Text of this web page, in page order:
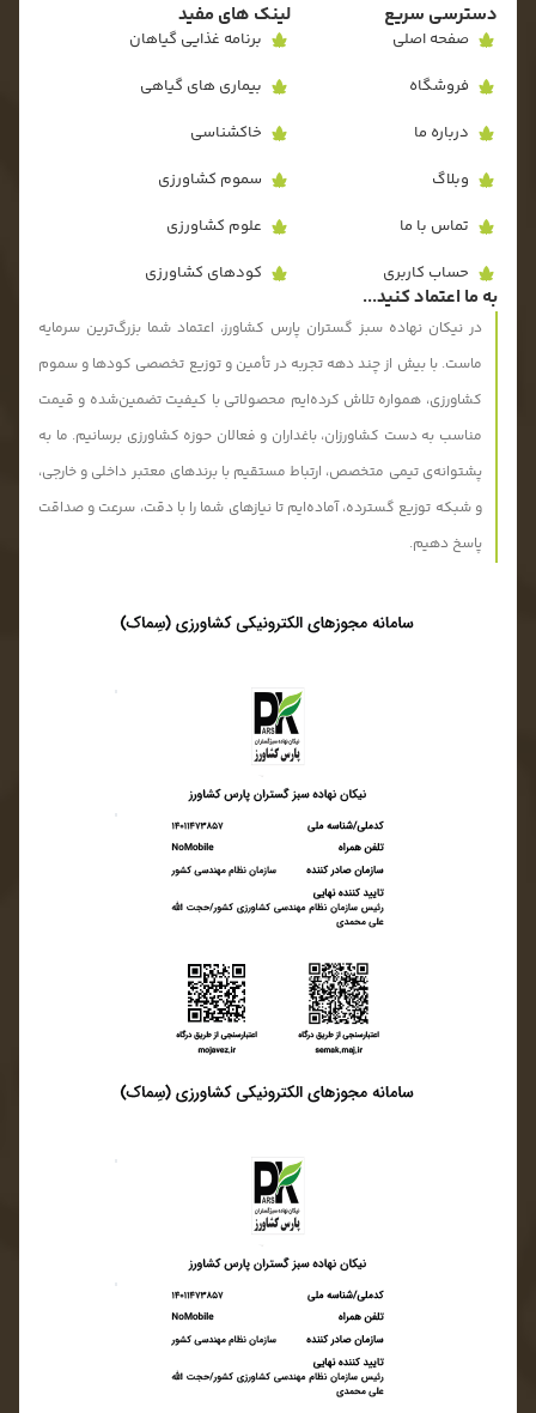
دسترسی سریع
صفحه اصلی
فروشگاه
درباره ما
وبلاگ
تماس با ما
حساب کاربری
لینک های مفید
برنامه غذایی گیاهان
بیماری های گیاهی
خاکشناسی
سموم کشاورزی
علوم کشاورزی
کودهای کشاورزی
به ما اعتماد کنید...
در نیکان نهاده سبز گستران پارس کشاورز، اعتماد شما بزرگ‌ترین سرمایه
ماست. با بیش از چند دهه تجربه در تأمین و توزیع تخصصی کودها و سموم
کشاورزی، همواره تلاش کرده‌ایم محصولاتی با کیفیت تضمین‌شده و قیمت
مناسب به دست کشاورزان، باغداران و فعالان حوزه کشاورزی برسانیم. ما به
پشتوانه‌ی تیمی متخصص، ارتباط مستقیم با برندهای معتبر داخلی و خارجی،
و شبکه توزیع گسترده، آماده‌ایم تا نیازهای شما را با دقت، سرعت و صداقت
پاسخ دهیم.